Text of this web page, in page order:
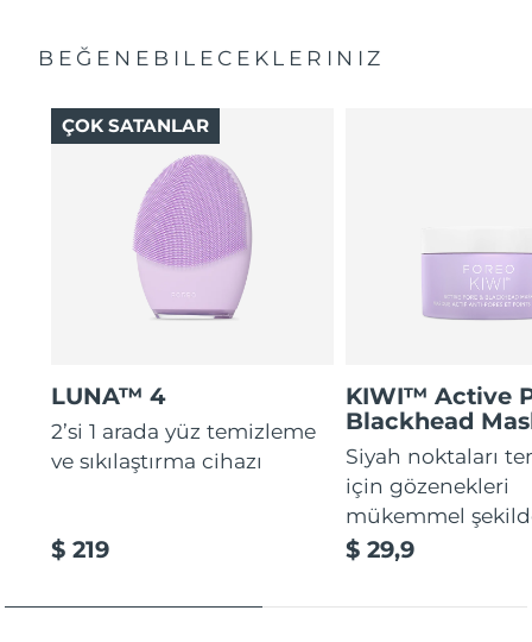
BEĞENEBILECEKLERINIZ
LUNA™ 4
2’si 1 arada yüz temizleme
ve sıkılaştırma cihazı
$ 219
ÇOK SATANLAR
KIWI™ Active
Blackhead
Siyah noktaları
için gözenekleri
mükemmel
$ 29,9